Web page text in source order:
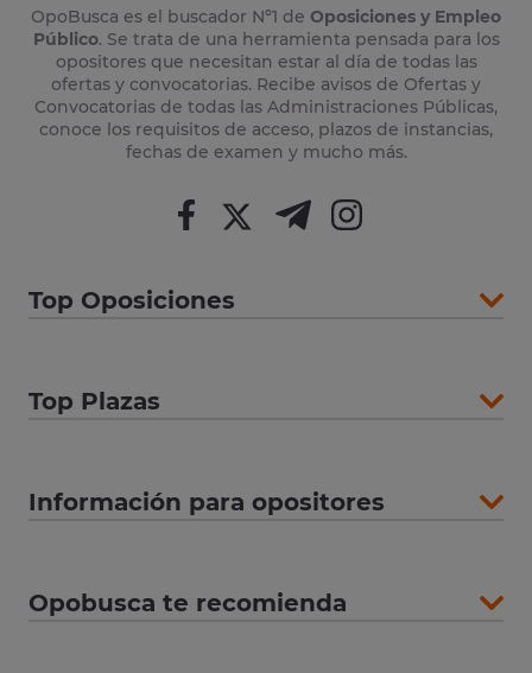
OpoBusca es el buscador Nº1 de Oposiciones y Empleo
Público. Se trata de una herramienta pensada para los
opositores que necesitan estar al día de todas las
ofertas y convocatorias. Recibe avisos de Ofertas y
Convocatorias de todas las Administraciones Públicas,
conoce los requisitos de acceso, plazos de instancias,
fechas de examen y mucho más.
Top Oposiciones
Top Plazas
Información para opositores
Opobusca te recomienda